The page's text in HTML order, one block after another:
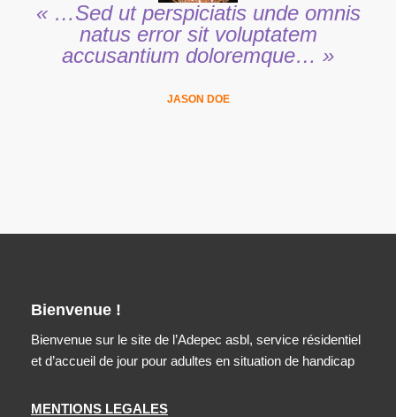
« …Sed ut perspiciatis unde omnis
natus error sit voluptatem
accusantium doloremque… »
JASON DOE
Bienvenue !
Bienvenue sur le site de l’Adepec asbl, service résidentiel
et d’accueil de jour pour adultes en situation de handicap
MENTIONS LEGALES